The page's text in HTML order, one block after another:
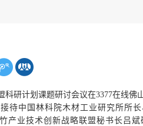
科研计划课题研讨会议在3377在线佛
待中国林科院木材工业研究所所
业技术创新战略联盟秘书长吕斌